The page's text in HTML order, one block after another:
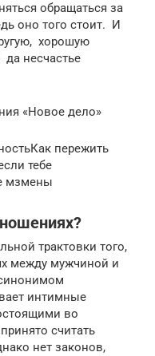
обращаться за
оно того стоит. И
хорошую
несчастье
«Новое дело»
пережить
тебе
мзмены
трактовки того,
между мужчиной и
интимные
во
считать
нет законов,